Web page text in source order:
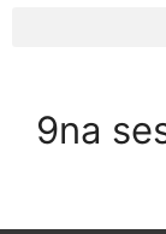
9na